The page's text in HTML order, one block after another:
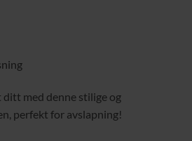
med denne stilige og
perfekt for avslapning!